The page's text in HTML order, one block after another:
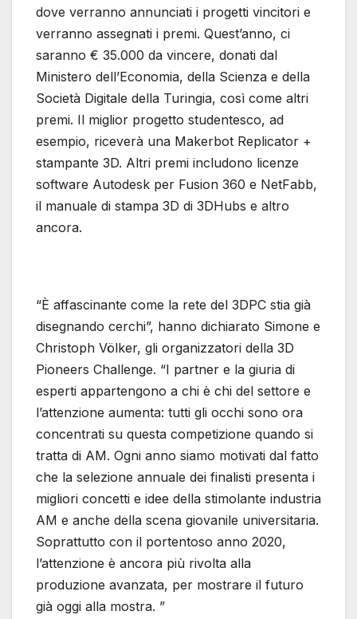
dove verranno annunciati i progetti vincitori e
verranno assegnati i premi. Quest’anno, ci
saranno € 35.000 da vincere, donati dal
Ministero dell’Economia, della Scienza e della
Società Digitale della Turingia, così come altri
premi. Il miglior progetto studentesco, ad
esempio, riceverà una Makerbot Replicator +
stampante 3D. Altri premi includono licenze
software Autodesk per Fusion 360 e NetFabb,
il manuale di stampa 3D di 3DHubs e altro
ancora.
“È affascinante come la rete del 3DPC stia già
disegnando cerchi”, hanno dichiarato Simone e
Christoph Völker, gli organizzatori della 3D
Pioneers Challenge. “I partner e la giuria di
esperti appartengono a chi è chi del settore e
l’attenzione aumenta: tutti gli occhi sono ora
concentrati su questa competizione quando si
tratta di AM. Ogni anno siamo motivati ​​dal fatto
che la selezione annuale dei finalisti presenta i
migliori concetti e idee della stimolante industria
AM e anche della scena giovanile universitaria.
Soprattutto con il portentoso anno 2020,
l’attenzione è ancora più rivolta alla
produzione avanzata, per mostrare il futuro
già oggi alla mostra. ”